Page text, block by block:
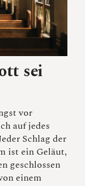
sei
vor
auf jedes
Schlag der
ist ein Geläut,
geschlossen
einem